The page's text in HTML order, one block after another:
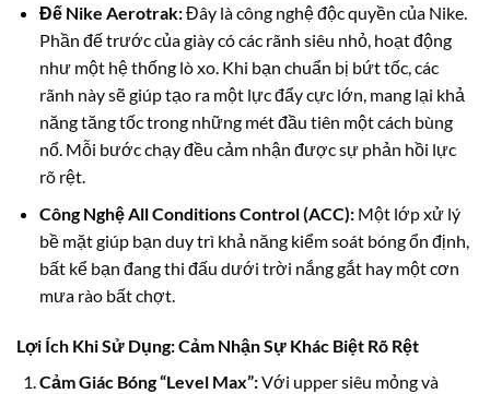
Đế Nike Aerotrak:Đây là công nghệ độc quyền của Nike.
Phần đế trước của giày có các rãnh siêu nhỏ, hoạt động
như một hệ thống lò xo. Khi bạn chuẩn bị bứt tốc, các
rãnh này sẽ giúp tạo ra một lực đẩy cực lớn, mang lại khả
năng tăng tốc trong những mét đầu tiên một cách bùng
nổ. Mỗi bước chạy đều cảm nhận được sự phản hồi lực
rõ rệt.
Công Nghệ All Conditions Control (ACC):Một lớp xử lý
bề mặt giúp bạn duy trì khả năng kiểm soát bóng ổn định,
bất kể bạn đang thi đấu dưới trời nắng gắt hay một cơn
mưa rào bất chợt.
Lợi Ích Khi Sử Dụng: Cảm Nhận Sự Khác Biệt Rõ Rệt
Cảm Giác Bóng “Level Max”:Với upper siêu mỏng và